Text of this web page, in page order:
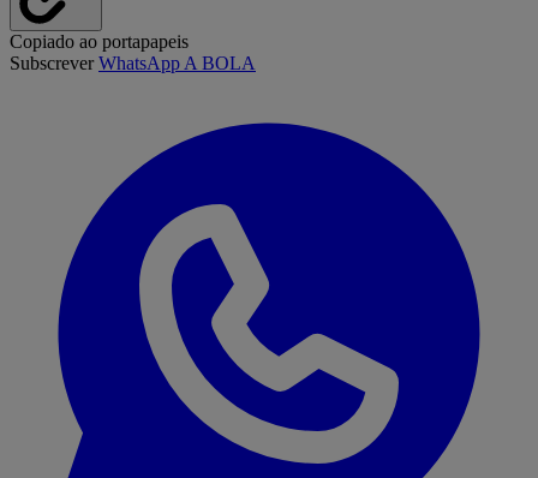
Copiado ao portapapeis
SubscreverWhatsApp A BOLA